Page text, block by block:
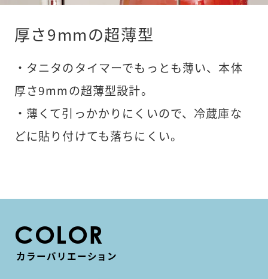
厚さ9mmの超薄型
・タニタのタイマーでもっとも薄い、本体
厚さ9mmの超薄型設計。
・薄くて引っかかりにくいので、冷蔵庫な
どに貼り付けても落ちにくい。
COLOR
カラーバリエーション